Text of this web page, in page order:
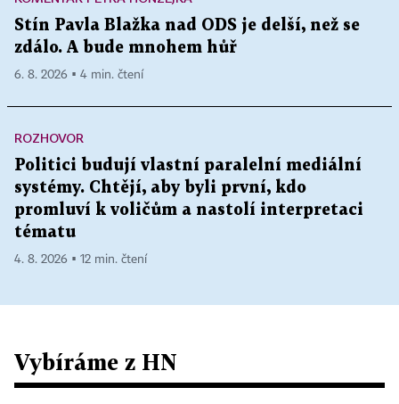
Stín Pavla Blažka nad ODS je delší, než se
zdálo. A bude mnohem hůř
6. 8. 2026 ▪ 4 min. čtení
ROZHOVOR
Politici budují vlastní paralelní mediální
systémy. Chtějí, aby byli první, kdo
promluví k voličům a nastolí interpretaci
tématu
4. 8. 2026 ▪ 12 min. čtení
Vybíráme z HN